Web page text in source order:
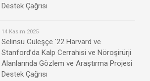
Destek Çağrısı
14 Kasım 2025
Selinsu Güleşçe '22 Harvard ve
Stanford’da Kalp Cerrahisi ve Nöroşirürji
Alanlarında Gözlem ve Araştırma Projesi
Destek Çağrısı